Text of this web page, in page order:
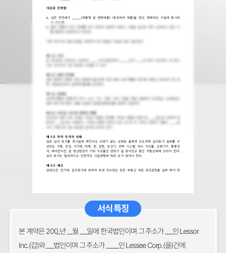
서식 특징
본 계약은 200_년 __월 ___일에 한국법인이며 그 주소가 ___인 Lessor
Inc.(갑)와 ___법인이며 그 주소가 _____인 Lessee Corp.(을)간에